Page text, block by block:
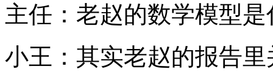
主任：老赵的数学模型
小王：其实老赵的报告